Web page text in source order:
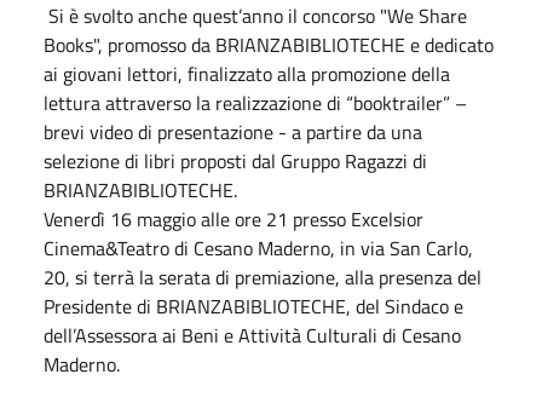
Si è svolto anche quest’anno il concorso "We Share
Books", promosso da BRIANZABIBLIOTECHE e dedicato
ai giovani lettori, finalizzato alla promozione della
lettura attraverso la realizzazione di “booktrailer” –
brevi video di presentazione - a partire da una
selezione di libri proposti dal Gruppo Ragazzi di
BRIANZABIBLIOTECHE.
Venerdì 16 maggio alle ore 21 presso Excelsior
Cinema&Teatro di Cesano Maderno, in via San Carlo,
20, si terrà la serata di premiazione, alla presenza del
Presidente di BRIANZABIBLIOTECHE, del Sindaco e
dell’Assessora ai Beni e Attività Culturali di Cesano
Maderno.